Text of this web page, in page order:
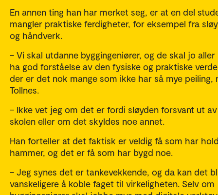
En annen ting han har merket seg, er at en del
mangler praktiske ferdigheter, for eksempel fra
og håndverk.
– Vi skal utdanne byggingeniører, og de skal jo aller
ha god forståelse av den fysiske og praktiske
der er det nok mange som ikke har så mye peiling,
Tollnes.
– Ikke vet jeg om det er fordi sløyden forsvant ut av
skolen eller om det skyldes noe annet.
Han forteller at det faktisk er veldig få som har
hammer, og det er få som har bygd noe.
– Jeg synes det er tankevekkende, og da kan det
vanskeligere å koble faget til virkeligheten. Selv om